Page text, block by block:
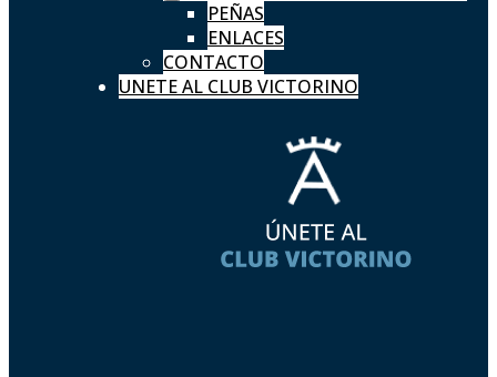
PEÑAS
ENLACES
CONTACTO
UNETE AL CLUB VICTORINO